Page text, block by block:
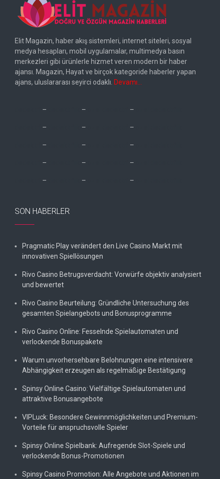
Elit Magazin, haber akış sistemleri, internet siteleri, sosyal
medya hesapları, mobil uygulamalar, multimedya basın
merkezleri gibi ürünlerle hizmet veren modern bir haber
ajansı. Magazin, Hayat ve birçok kategoride haberler yapan
ajans, uluslararası seyirci odaklı. Devamı…
– – –
– – –
– – –
– – –
– – –
SON HABERLER
Pragmatic Play verändert den Live Casino Markt mit
innovativen Spiellösungen
Rivo Casino Betrugsverdacht: Vorwürfe objektiv analysiert
und bewertet
Rivo Casino Beurteilung: Gründliche Untersuchung des
gesamten Spielangebots und Bonusprogramme
Rivo Casino Online: Fesselnde Spielautomaten und
verlockende Bonuspakete
Warum unvorhersehbare Belohnungen eine intensivere
Abhängigkeit erzeugen als regelmäßige Bestätigung
Spinsy Online Casino: Vielfältige Spielautomaten und
attraktive Bonusangebote
VIPLuck: Besondere Gewinnmöglichkeiten und Premium-
Vorteile für anspruchsvolle Spieler
Spinsy Online Spielbank: Aufregende Slot-Spiele und
verlockende Bonus-Promotionen
Spinsy Casino Promotion: Alle Angebote und Aktionen im